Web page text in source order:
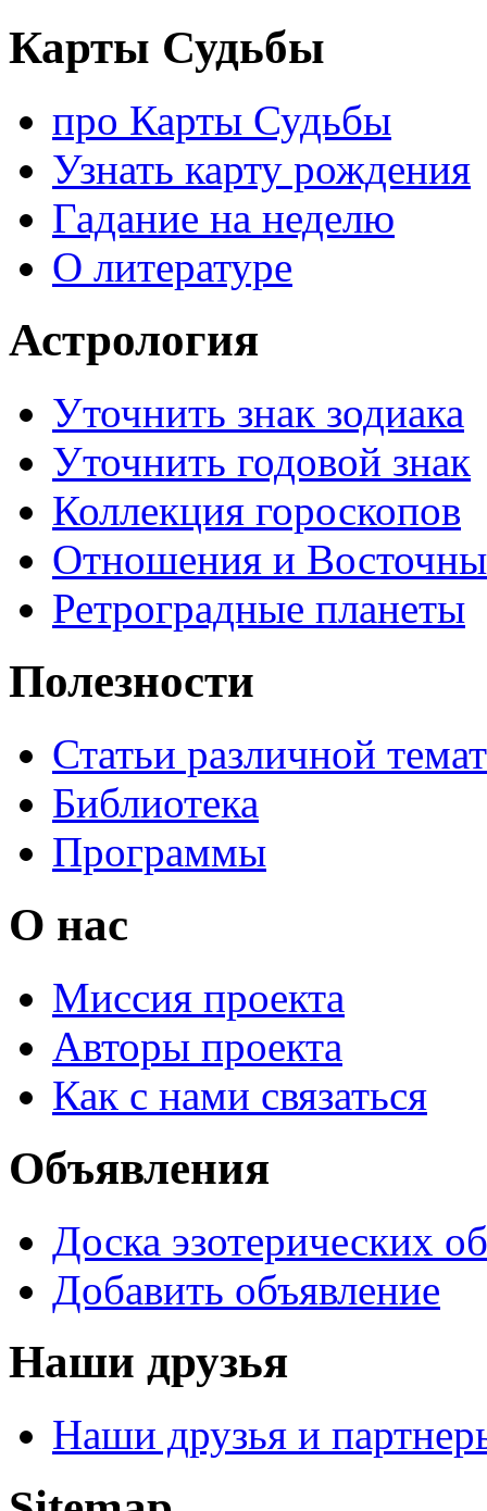
Карты Судьбы
про Карты Судьбы
Узнать карту рождения
Гадание на неделю
О литературе
Астрология
Уточнить знак зодиака
Уточнить годовой знак
Коллекция гороскопов
Отношения и
Ретроградные планеты
Полезности
Статьи различной
Библиотека
Программы
О нас
Миссия проекта
Авторы проекта
Как с нами связаться
Объявления
Доска эзотерических
Добавить объявление
Наши друзья
Наши друзья и